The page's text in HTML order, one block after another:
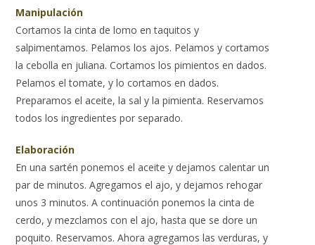
Manipulación
Cortamos la cinta de lomo en taquitos y
salpimentamos. Pelamos los ajos. Pelamos y cortamos
la cebolla en juliana. Cortamos los pimientos en dados.
Pelamos el tomate, y lo cortamos en dados.
Preparamos el aceite, la sal y la pimienta. Reservamos
todos los ingredientes por separado.
Elaboración
En una sartén ponemos el aceite y dejamos calentar un
par de minutos. Agregamos el ajo, y dejamos rehogar
unos 3 minutos. A continuación ponemos la cinta de
cerdo, y mezclamos con el ajo, hasta que se dore un
poquito. Reservamos. Ahora agregamos las verduras, y